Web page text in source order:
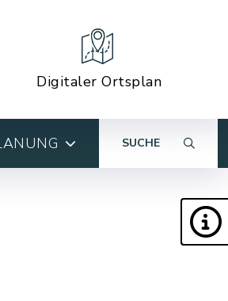
Digitaler Ortsplan
SUCHE